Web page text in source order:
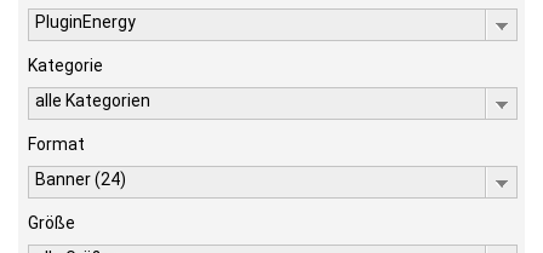
PluginEnergy
Kategorie
alle Kategorien
Format
Banner (24)
Größe